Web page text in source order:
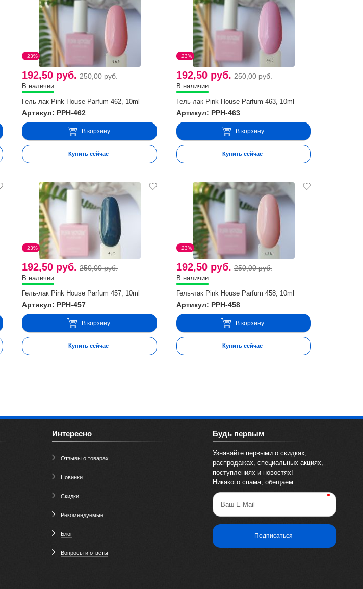
−23%
192,50 руб. 250,00 руб.
В наличии
Гель-лак Pink House Parfum 462, 10ml
Артикул: PPH-462
В корзину
Купить сейчас
−23%
192,50 руб. 250,00 руб.
В наличии
Гель-лак Pink House Parfum 463, 10ml
Артикул: PPH-463
В корзину
Купить сейчас
−23%
192,50 руб. 250,00 руб.
В наличии
Гель-лак Pink House Parfum 457, 10ml
Артикул: PPH-457
В корзину
Купить сейчас
−23%
192,50 руб. 250,00 руб.
В наличии
Гель-лак Pink House Parfum 458, 10ml
Артикул: PPH-458
В корзину
Купить сейчас
Интересно
Отзывы о товарах
Новинки
Скидки
Рекомендуемые
Блог
Вопросы и ответы
Будь первым
Узнавайте первыми о скидках,
распродажах, специальных акциях,
поступлениях и новостях!
Никакого спама, обещаем.
Ваш E-Mail
Подписаться